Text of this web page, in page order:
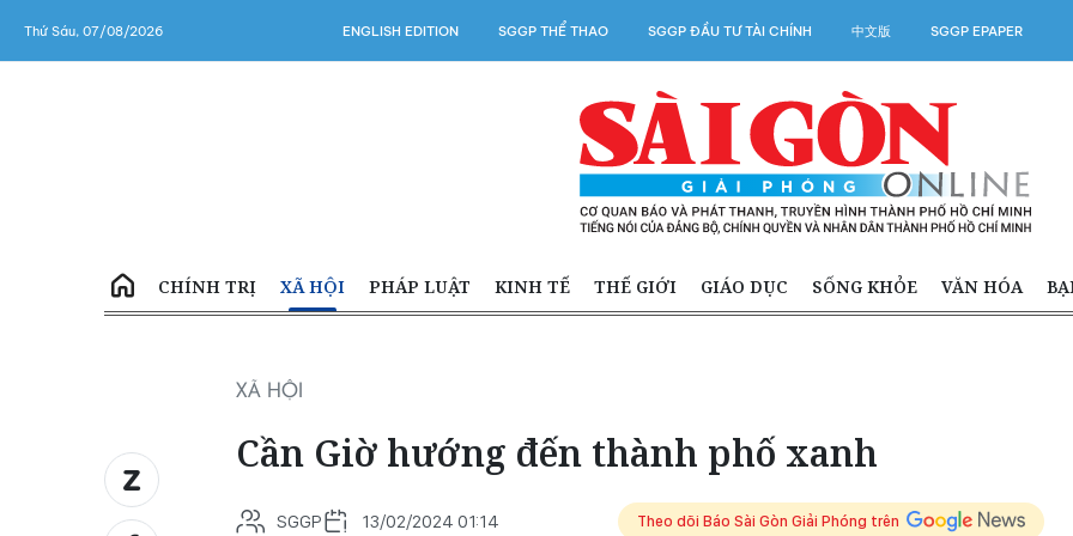
Thứ Sáu, 07/08/2026 ENGLISH EDITION SGGP THỂ THAO SGGP ĐẦU TƯ TÀI CHÍNH 中文版 SGGP EPAPER
CHÍNH TRỊ XÃ HỘI PHÁP LUẬT KINH TẾ THẾ GIỚI GIÁO DỤC SỐNG KHỎE VĂN HÓA
XÃ HỘI
Cần Giờ hướng đến thành phố xanh
SGGP 13/02/2024 01:14 Theo dõi Báo Sài Gòn Giải Phóng trên